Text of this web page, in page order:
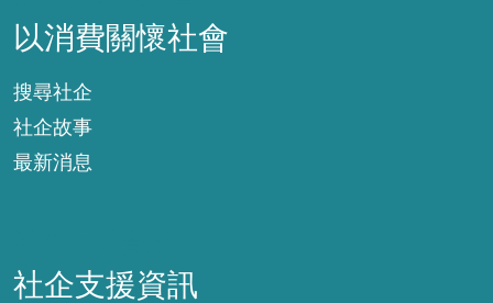
以消費關懷社會
搜尋社企
社企故事
最新消息
社企支援資訊